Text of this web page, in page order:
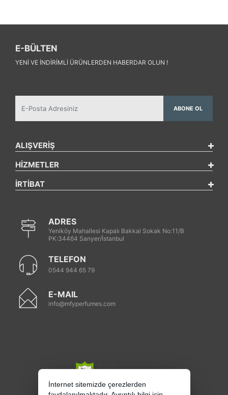
E-BÜLTEN
YENI VE INDIRIMLI ÜRÜNLERDEN HABERDAR OLUN !
ABONE OL
ALIŞVERİŞ
HİZMETLER
İRTİBAT
ADRES
Yeniköy Mahallesi Kapalı Bakkal Sokak No:11/B
PK:34464 Sarıyer/İstanbul
TELEFON
0544 944 65 79
E-MAIL
info@mfyperfumes.com
İnternet sitemizde çerezlerden